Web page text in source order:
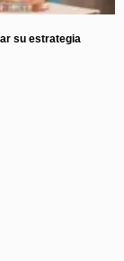
su estrategia